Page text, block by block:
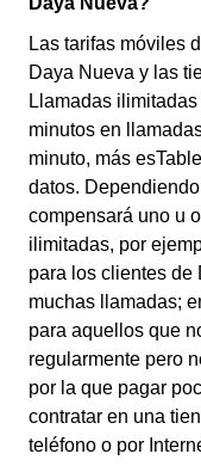
Las tarifas móviles
Daya Nueva y las
Llamadas
minutos en
minuto, más
datos.
compensará uno u
ilimitadas, por
para los clientes de
muchas llamadas;
para aquellos que
regularmente pero
por la que pagar
contratar en una
teléfono o por